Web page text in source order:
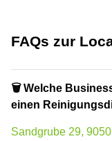
FAQs zur
🗑 Welche
einen
Sandgrube 29, 9050